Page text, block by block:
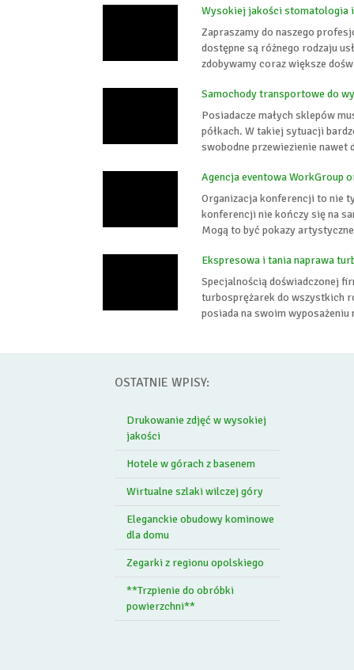
Wysokiej jakości stomatologia
Zapraszamy do naszego
dostępne są różnego rodzaju
zdobywamy coraz większe
Samochody transportowe do
Posiadacze małych sklepów
półkach. W takiej sytuacji
swobodne przewiezienie nawet
Agencja eventowa WorkGroup
Organizacja konferencji to nie
konferencji nie kończy się na
Mogą to być pokazy
Ekspresowa i tania naprawa
Specjalnością doświadczonej
turbosprężarek do wszystkich
posiada na swoim
OSTATNIE WPISY:
Drukowanie zdjęć w wysokiej
jakości
Hotele w górach z basenem
Wirtualne szlaki wilczej góry
Eleganckie obudowy kominowe
dla domu
Zegarki z regionu opolskiego
**Trzpienie do obróbki
powierzchni**